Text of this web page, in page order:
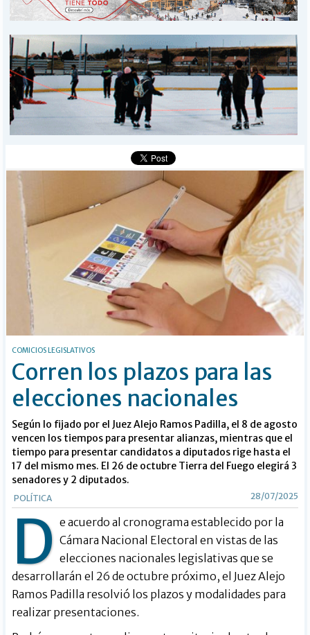
PROVINCIALES
DEPORTES
POLICIALES
I-DIARIO
MÁS
BÚSQUEDA
COMICIOS LEGISLATIVOS
Corren los plazos para las
elecciones nacionales
Según lo fijado por el Juez Alejo Ramos Padilla, el 8 de agosto
vencen los tiempos para presentar alianzas, mientras que el
tiempo para presentar candidatos a diputados rige hasta el
17 del mismo mes. El 26 de octubre Tierra del Fuego elegirá 3
senadores y 2 diputados.
POLÍTICA 28/07/2025
D e acuerdo al cronograma establecido por la
Cámara Nacional Electoral en vistas de las
elecciones nacionales legislativas que se
desarrollarán el 26 de octubre próximo, el Juez Alejo
Ramos Padilla resolvió los plazos y modalidades para
realizar presentaciones.